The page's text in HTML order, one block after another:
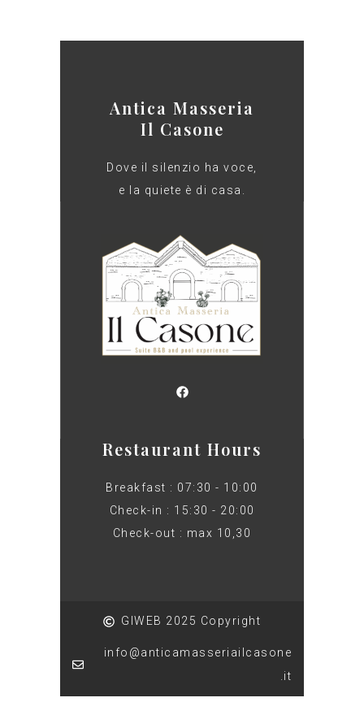
Antica Masseria
Il Casone
Dove il silenzio ha voce,
e la quiete è di casa.
Restaurant Hours
Breakfast : 07:30 - 10:00
Check-in : 15:30 - 20:00
Check-out : max 10,30
GIWEB 2025 Copyright
info@anticamasseriailcasone
.it